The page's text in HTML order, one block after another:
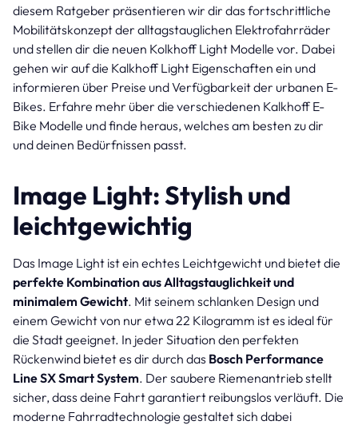
diesem Ratgeber präsentieren wir dir das fortschrittliche
Mobilitätskonzept der alltagstauglichen Elektrofahrräder
und stellen dir die neuen Kolkhoff Light Modelle vor. Dabei
gehen wir auf die Kalkhoff Light Eigenschaften ein und
informieren über Preise und Verfügbarkeit der urbanen E-
Bikes. Erfahre mehr über die verschiedenen Kalkhoff E-
Bike Modelle und finde heraus, welches am besten zu dir
und deinen Bedürfnissen passt.
Image Light: Stylish und
leichtgewichtig
Das Image Light ist ein echtes Leichtgewicht und bietet die
perfekte Kombination aus Alltagstauglichkeit und
minimalem Gewicht. Mit seinem schlanken Design und
einem Gewicht von nur etwa 22 Kilogramm ist es ideal für
die Stadt geeignet. In jeder Situation den perfekten
Rückenwind bietet es dir durch das Bosch Performance
Line SX Smart System. Der saubere Riemenantrieb stellt
sicher, dass deine Fahrt garantiert reibungslos verläuft. Die
moderne Fahrradtechnologie gestaltet sich dabei